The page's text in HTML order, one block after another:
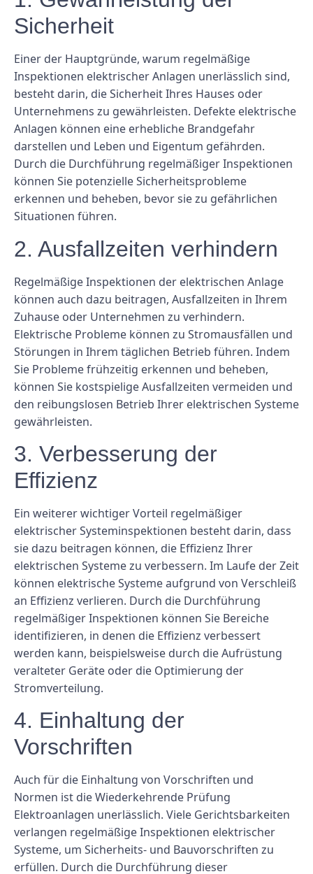
Sicherheit
Einer der Hauptgründe, warum regelmäßige
Inspektionen elektrischer Anlagen unerlässlich sind,
besteht darin, die Sicherheit Ihres Hauses oder
Unternehmens zu gewährleisten. Defekte elektrische
Anlagen können eine erhebliche Brandgefahr
darstellen und Leben und Eigentum gefährden.
Durch die Durchführung regelmäßiger Inspektionen
können Sie potenzielle Sicherheitsprobleme
erkennen und beheben, bevor sie zu gefährlichen
Situationen führen.
2. Ausfallzeiten verhindern
Regelmäßige Inspektionen der elektrischen Anlage
können auch dazu beitragen, Ausfallzeiten in Ihrem
Zuhause oder Unternehmen zu verhindern.
Elektrische Probleme können zu Stromausfällen und
Störungen in Ihrem täglichen Betrieb führen. Indem
Sie Probleme frühzeitig erkennen und beheben,
können Sie kostspielige Ausfallzeiten vermeiden und
den reibungslosen Betrieb Ihrer elektrischen Systeme
gewährleisten.
3. Verbesserung der
Effizienz
Ein weiterer wichtiger Vorteil regelmäßiger
elektrischer Systeminspektionen besteht darin, dass
sie dazu beitragen können, die Effizienz Ihrer
elektrischen Systeme zu verbessern. Im Laufe der Zeit
können elektrische Systeme aufgrund von Verschleiß
an Effizienz verlieren. Durch die Durchführung
regelmäßiger Inspektionen können Sie Bereiche
identifizieren, in denen die Effizienz verbessert
werden kann, beispielsweise durch die Aufrüstung
veralteter Geräte oder die Optimierung der
Stromverteilung.
4. Einhaltung der
Vorschriften
Auch für die Einhaltung von Vorschriften und
Normen ist die Wiederkehrende Prüfung
Elektroanlagen unerlässlich. Viele Gerichtsbarkeiten
verlangen regelmäßige Inspektionen elektrischer
Systeme, um Sicherheits- und Bauvorschriften zu
erfüllen. Durch die Durchführung dieser